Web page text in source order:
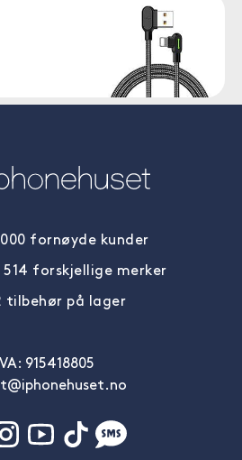
fornøyde kunder
514 forskjellige merker
tilbehør på lager
915418805